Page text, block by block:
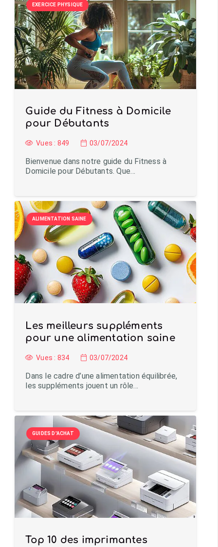
EXERCICE PHYSIQUE
Guide du Fitness à Domicile
pour Débutants
Vues : 849 03/07/2024
Bienvenue dans notre guide du Fitness à
Domicile pour Débutants. Que…
ALIMENTATION SAINE
Les meilleurs suppléments
pour une alimentation saine
Vues : 834 03/07/2024
Dans le cadre d’une alimentation équilibrée,
les suppléments jouent un rôle…
GUIDES D'ACHAT
Top 10 des imprimantes